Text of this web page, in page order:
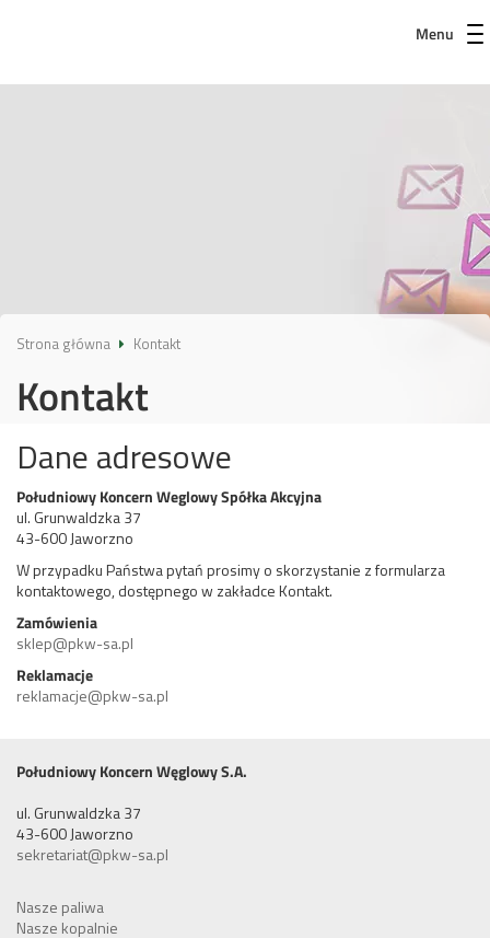
Menu
Strona główna Kontakt
Kontakt
Dane adresowe
Południowy Koncern Weglowy Spółka Akcyjna
ul. Grunwaldzka 37
43-600 Jaworzno
W przypadku Państwa pytań prosimy o skorzystanie z formularza
kontaktowego, dostępnego w zakładce Kontakt.
Zamówienia
sklep@pkw-sa.pl
Reklamacje
reklamacje@pkw-sa.pl
Południowy Koncern Węglowy S.A.
ul. Grunwaldzka 37
43-600 Jaworzno
sekretariat@pkw-sa.pl
Nasze paliwa
Nasze kopalnie